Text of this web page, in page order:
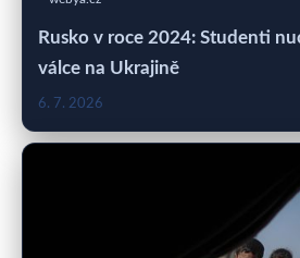
Rusko v roce 2024: Studenti
válce na Ukrajině
6. 7. 2026